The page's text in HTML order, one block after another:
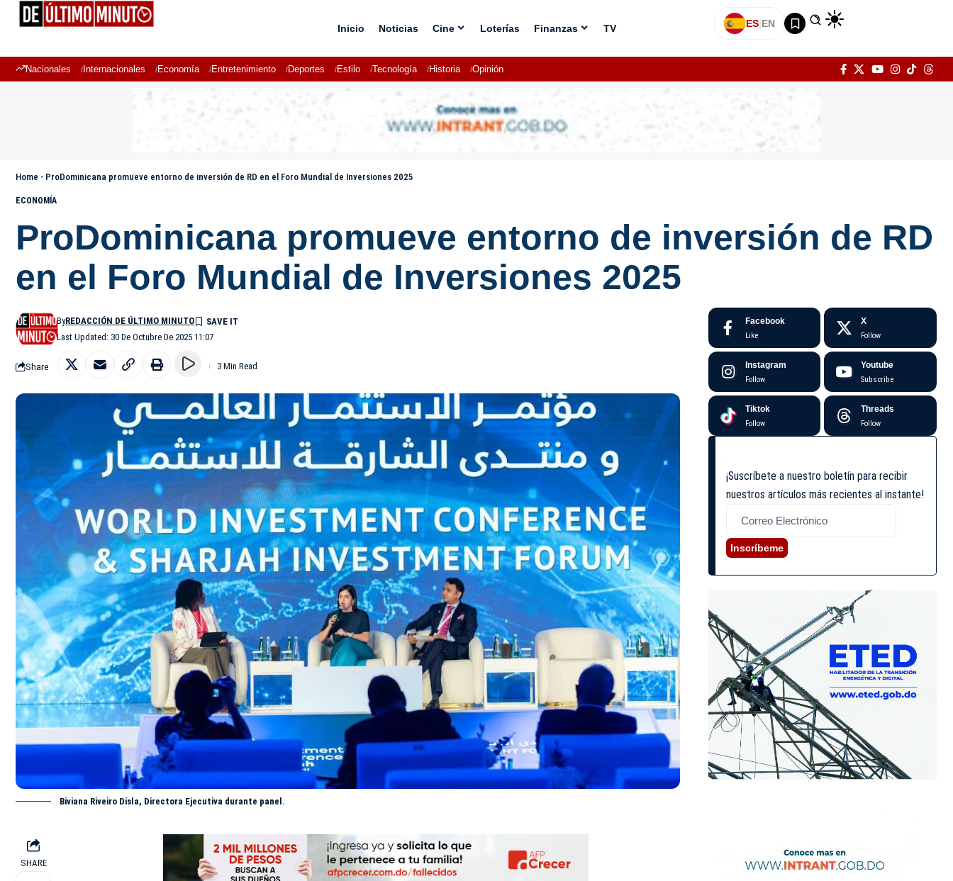
Inicio Noticias Cine Loterías Finanzas TV ES|EN
Nacionales Internacionales Economía Entretenimiento Deportes Estilo Tecnología Historia Opinión
Home - ProDominicana promueve entorno de inversión de RD en el Foro Mundial de Inversiones 2025
ECONOMÍA
ProDominicana promueve entorno de inversión de RD
en el Foro Mundial de Inversiones 2025
Last Updated: 30 De Octubre De 2025 11:07
ByREDACCIÓN DE ÚLTIMO MINUTO
Share 3 Min Read
Biviana Riveiro Disla, Directora Ejecutiva durante panel.
SHARE
Facebook
Like
X
Follow
Instagram
Follow
Youtube
Subscribe
Tiktok
Follow
Threads
Follow
¡Suscríbete a nuestro boletín para recibir
nuestros artículos más recientes al instante!
Inscríbeme